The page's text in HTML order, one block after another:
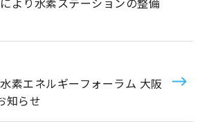
素エネルギーフォーラム 大阪
知らせ